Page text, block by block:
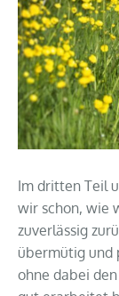
Im dritten Teil
wir schon, wie
zuverlässig
übermütig und
ohne dabei